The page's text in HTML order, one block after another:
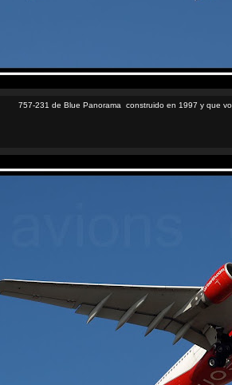
757-231 de Blue Panorama construido en 1997 y que